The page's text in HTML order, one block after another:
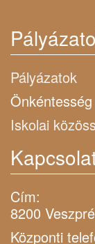
Pályázatok
Önkéntesség
Iskolai
Cím:
8200
Központi